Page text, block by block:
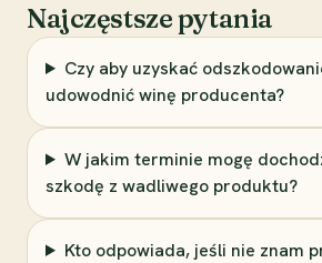
Najczęstsze pytania
Czy aby uzyskać
udowodnić winę producenta?
W jakim terminie mogę
szkodę z wadliwego produktu?
Kto odpowiada, jeśli nie znam